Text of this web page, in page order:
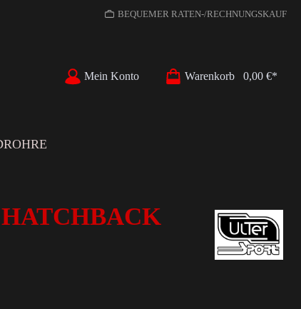
BEQUEMER RATEN-/RECHNUNGSKAUF
Mein Konto Warenkorb 0,00 €*